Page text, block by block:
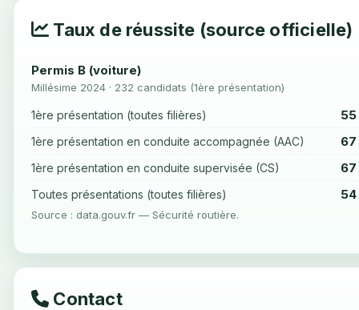
Taux de réussite (source officielle)
Permis B (voiture)
Millésime 2024 · 232 candidats (1ère présentation)
1ère présentation (toutes filières) 55
1ère présentation en conduite accompagnée (AAC) 67
1ère présentation en conduite supervisée (CS) 67
Toutes présentations (toutes filières) 54
Source : data.gouv.fr — Sécurité routière.
Contact